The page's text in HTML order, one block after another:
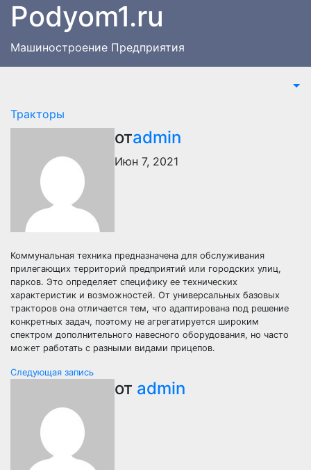
Перейти
содержимому
Podyom1.ru
Машиностроение Предприятия
Тракторы
отadmin
Июн 7, 2021
Коммунальная техника предназначена для обслуживания
прилегающих территорий предприятий или городских улиц,
парков. Это определяет специфику ее технических
характеристик и возможностей. От универсальных базовых
тракторов она отличается тем, что адаптирована под решение
конкретных задач, поэтому не агрегатируется широким
спектром дополнительного навесного оборудования, но часто
может работать с разными видами прицепов.
Навигация
записям
Следующая запись
от admin